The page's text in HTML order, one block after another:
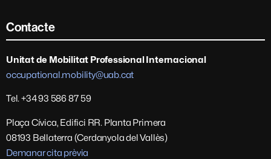
Contacte
Unitat de Mobilitat Professional Internacional
occupational.mobility@uab.cat
Tel. +34 93 586 87 59
Plaça Cívica, Edifici RR. Planta Primera
08193 Bellaterra (Cerdanyola del Vallès)
Demanar cita prèvia